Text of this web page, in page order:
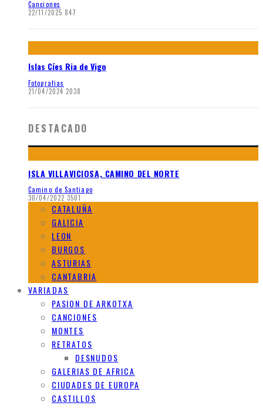
Canciones
22/11/2025 847
Islas Cíes Ria de Vigo
Fotografias
21/04/2024 2038
DESTACADO
ISLA VILLAVICIOSA, CAMINO DEL NORTE
Camino de Santiago
30/04/2022 3501
CATALUÑA
GALICIA
LEON
BURGOS
ASTURIAS
CANTABRIA
VARIADAS
PASION DE ARKOTXA
CANCIONES
MONTES
RETRATOS
DESNUDOS
GALERIAS DE AFRICA
CIUDADES DE EUROPA
CASTILLOS